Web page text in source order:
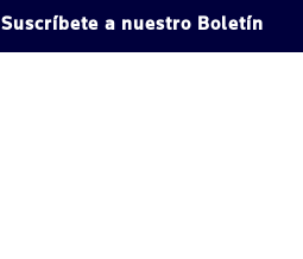
Suscríbete a nuestro Boletín